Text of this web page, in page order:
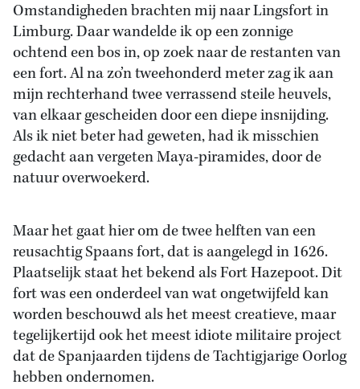
Zoek
Omstandigheden brachten mij naar Lingsfort in
Limburg. Daar wandelde ik op een zonnige
ochtend een bos in, op zoek naar de restanten van
een fort. Al na zo’n tweehonderd meter zag ik aan
mijn rechterhand twee verrassend steile heuvels,
van elkaar gescheiden door een diepe insnijding.
Als ik niet beter had geweten, had ik misschien
gedacht aan vergeten Maya-piramides, door de
natuur overwoekerd.
Maar het gaat hier om de twee helften van een
reusachtig Spaans fort, dat is aangelegd in 1626.
Plaatselijk staat het bekend als Fort Hazepoot. Dit
fort was een onderdeel van wat ongetwijfeld kan
worden beschouwd als het meest creatieve, maar
tegelijkertijd ook het meest idiote militaire project
dat de Spanjaarden tijdens de Tachtigjarige Oorlog
hebben ondernomen.